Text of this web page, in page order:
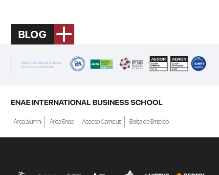
BLOG
ENAE INTERNATIONAL BUSINESS SCHOOL
Área alumni Área Enae Acceso Campus Bolsa de Empleo